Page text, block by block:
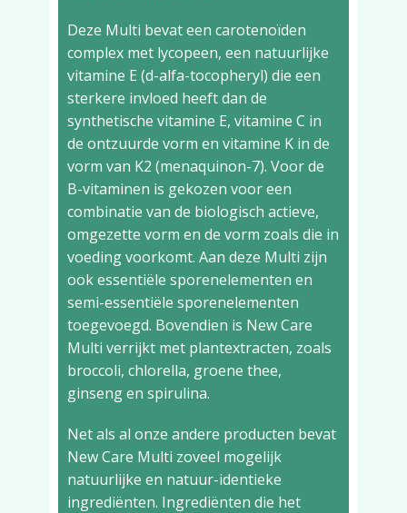
Deze Multi bevat een carotenoïden
complex met lycopeen, een natuurlijke
vitamine E (d-alfa-tocopheryl) die een
sterkere invloed heeft dan de
synthetische vitamine E, vitamine C in
de ontzuurde vorm en vitamine K in de
vorm van K2 (menaquinon-7). Voor de
B-vitaminen is gekozen voor een
combinatie van de biologisch actieve,
omgezette vorm en de vorm zoals die in
voeding voorkomt. Aan deze Multi zijn
ook essentiële sporenelementen en
semi-essentiële sporenelementen
toegevoegd. Bovendien is New Care
Multi verrijkt met plantextracten, zoals
broccoli, chlorella, groene thee,
ginseng en spirulina.
Net als al onze andere producten bevat
New Care Multi zoveel mogelijk
natuurlijke en natuur-identieke
ingrediënten. Ingrediënten die het